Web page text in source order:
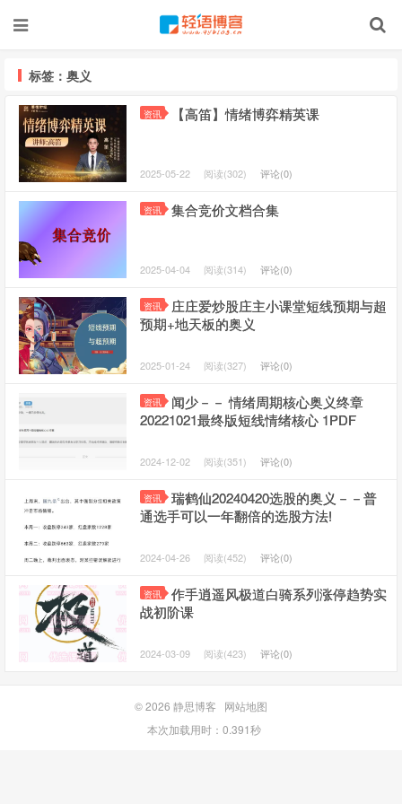
标签：奥义
资讯 【高笛】情绪博弈精英课
2025-05-22 阅读(302) 评论(0)
资讯 集合竞价文档合集
2025-04-04 阅读(314) 评论(0)
资讯
庄庄爱炒股庄主小课堂短线预期与超
预期+地天板的奥义
2025-01-24 阅读(327) 评论(0)
资讯
闻少－－ 情绪周期核心奥义终章
20221021最终版短线情绪核心 1PDF
2024-12-02 阅读(351) 评论(0)
资讯
瑞鹤仙20240420选股的奥义－－普
通选手可以一年翻倍的选股方法!
2024-04-26 阅读(452) 评论(0)
资讯
作手逍遥风极道白骑系列涨停趋势实
战初阶课
2024-03-09 阅读(423) 评论(0)
© 2026 静思博客
网站地图
本次加载用时：0.391秒